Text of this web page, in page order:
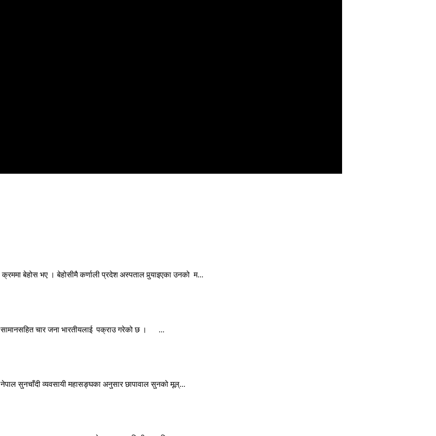
बेहोस भए । बेहोसीमै कर्णाली प्रदेश अस्पताल पुर्‍याइएका उनको म...
महेन्द्रनगर: कञ्चनपुर प्रहरीले भारतबाट भन्सार छलेर नेपाल भित्र्याउन लागेका सामानसहित चार जना भारतीयलाई पक्राउ गरेको छ । ...
काठमाडौं: स्थानीय बजारमा आज सुनचाँदीको मूल्यमा सामान्य वृद्धि भएको छ । नेपाल सुनचाँदी व्यवसायी महासङ्घका अनुसार छापावाल सुनको मूल्...